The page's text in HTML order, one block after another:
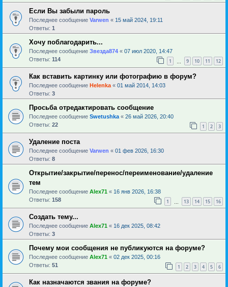
Если Вы забыли пароль
Последнее сообщение Varwen « 15 май 2024, 19:11
Ответы: 1
Хочу поблагодарить...
Последнее сообщение Звезда874 « 07 июл 2020, 14:47
Ответы: 114 1 9 10 11 12
Как вставить картинку или фотографию в форум?
Последнее сообщение Helenka « 01 май 2014, 14:03
Ответы: 3
Просьба отредактировать сообщение
Последнее сообщение Swetushka « 26 май 2026, 20:40
Ответы: 22 1 2 3
Удаление поста
Последнее сообщение Varwen « 01 фев 2026, 16:30
Ответы: 8
Открытие/закрытие/перенос/переименование/удаление
тем
Последнее сообщение Alex71 « 16 янв 2026, 16:38
Ответы: 158 1 13 14 15 16
Создать тему...
Последнее сообщение Alex71 « 16 дек 2025, 08:42
Ответы: 3
Почему мои сообщения не публикуются на форуме?
Последнее сообщение Alex71 « 02 дек 2025, 00:16
Ответы: 51 1 2 3 4 5 6
Как назначаются звания на форуме?